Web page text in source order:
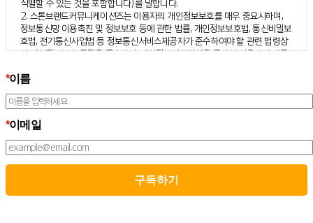
식별할 수 있는 것을 포함합니다)를 말합니다.
2. 스톤브랜드커뮤니케이션즈는 이용자의 개인정보보호를 매우 중요시하며,
정보통신망 이용촉진 및 정보보호 등에 관한 법률, 개인정보보호법, 통신비밀보
호법, 전기통신사업법 등 정보통신서비스제공자가 준수하여야 할 관련 법령상
의 개인정보보호 규정을 준수하며, 개인정보처리방침을 통하여 이용자가 제공
해 어떠한 조치가 취해지고 있는지 알려드립니다.
3. 스톤브랜드커뮤니케이션즈는 개인정보처리방침의 지속적인 개선을 위하여
개정하는데 필요한 절차를 정하고 있으며, 개인정보처리방침을 회사의 필요와
경우 버전번호 등을 부여하여 개정된 사항을 이용자께서 쉽게 알아볼 수 있도
록 하고 있습니다.
02. 수집하는 개인정보의 항목 및 수집방법
모든 이용자는 스톤브랜드커뮤니케이션즈가 제공하는 서비스를 이용할 수 있
고, 구독 신청을 통해 스톤브랜드커뮤니케이션즈의 다양한 서비스를 제공받을
*이름
*이메일